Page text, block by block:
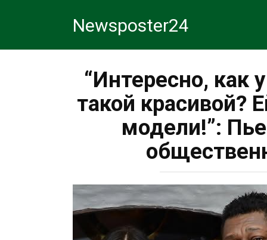
Newsposter24
“Интересно, как
такой красивой?
модели!”: